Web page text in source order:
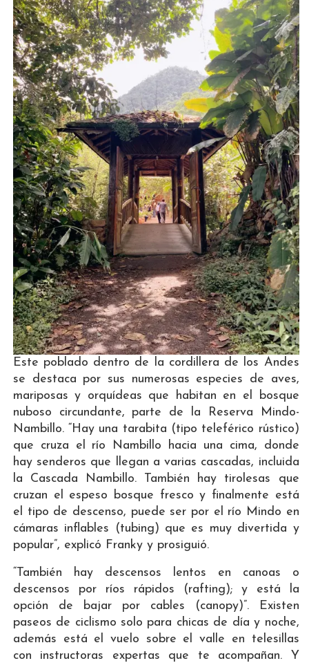
Este poblado dentro de la cordillera de los Andes
se destaca por sus numerosas especies de aves,
mariposas y orquídeas que habitan en el bosque
nuboso circundante, parte de la Reserva Mindo-
Nambillo. “Hay una tarabita (tipo teleférico rústico)
que cruza el río Nambillo hacia una cima, donde
hay senderos que llegan a varias cascadas, incluida
la Cascada Nambillo. También hay tirolesas que
cruzan el espeso bosque fresco y finalmente está
el tipo de descenso, puede ser por el río Mindo en
cámaras inflables (tubing) que es muy divertida y
popular”, explicó Franky y prosiguió.
“También hay descensos lentos en canoas o
descensos por ríos rápidos (rafting); y está la
opción de bajar por cables (canopy)”. Existen
paseos de ciclismo solo para chicas de día y noche,
además está el vuelo sobre el valle en telesillas
con instructoras expertas que te acompañan. Y